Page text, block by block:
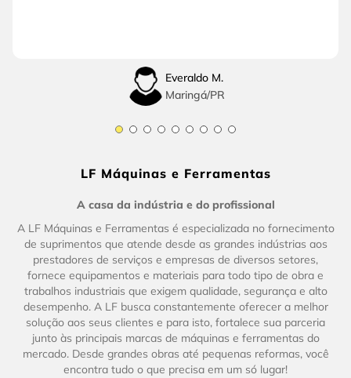
Everaldo M.
Maringá/PR
LF Máquinas e Ferramentas
A casa da indústria e do profissional
A LF Máquinas e Ferramentas é especializada no fornecimento
de suprimentos que atende desde as grandes indústrias aos
prestadores de serviços e empresas de diversos setores,
fornece equipamentos e materiais para todo tipo de obra e
trabalhos industriais que exigem qualidade, segurança e alto
desempenho. A LF busca constantemente oferecer a melhor
solução aos seus clientes e para isto, fortalece sua parceria
junto às principais marcas de máquinas e ferramentas do
mercado. Desde grandes obras até pequenas reformas, você
encontra tudo o que precisa em um só lugar!